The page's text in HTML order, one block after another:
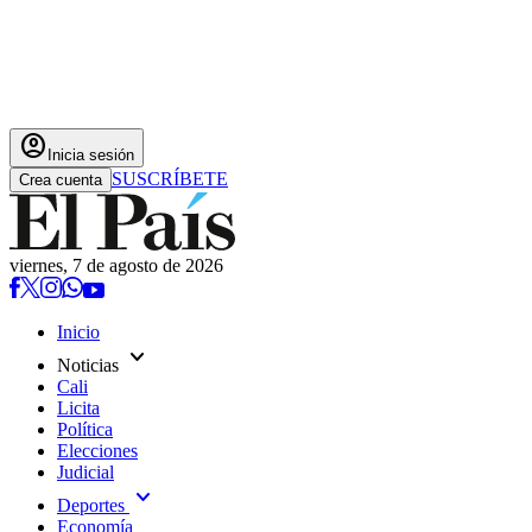
account_circle Inicia sesión
Crea cuenta SUSCRÍBETE
viernes, 7 de agosto de 2026
Inicio
Noticias expand_more
Cali
Licita
Política
Elecciones
Judicial
Deportes expand_more
Economía